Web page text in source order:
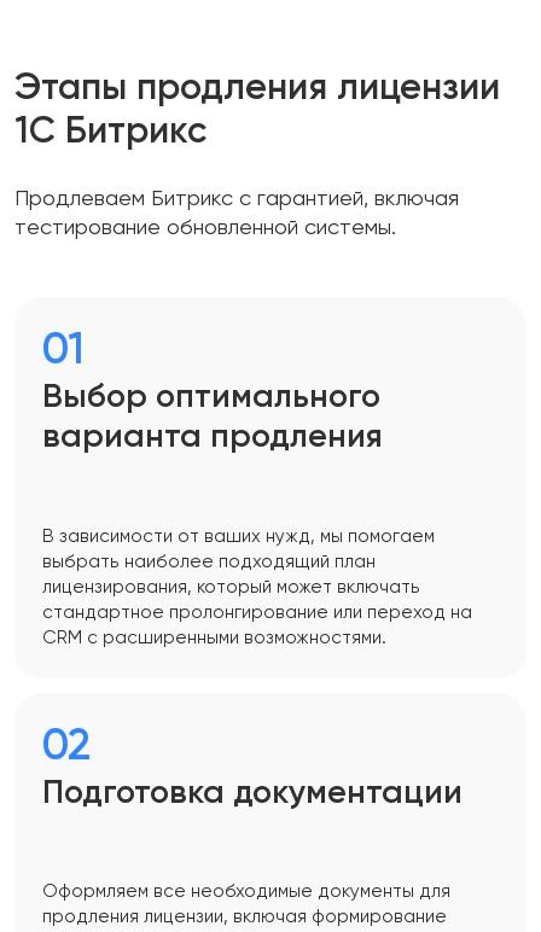
Этапы продления лицензии
1С Битрикс
Продлеваем Битрикс с гарантией, включая
тестирование обновленной системы.
01
Выбор оптимального
варианта продления
В зависимости от ваших нужд, мы помогаем
выбрать наиболее подходящий план
лицензирования, который может включать
стандартное пролонгирование или переход на
CRM с расширенными возможностями.
02
Подготовка документации
Оформляем все необходимые документы для
продления лицензии, включая формирование